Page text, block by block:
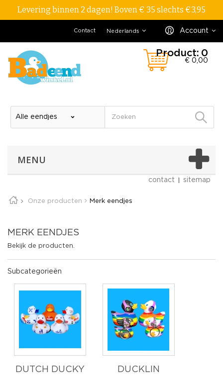
Levering binnen 2 dagen! Boven € 35 slechts €3,95
Account
Nederlands
Contact
Product: 0
€ 0,00
MENU
contact sitemap
Onze producten Merk eendjes
MERK EENDJES
Bekijk de producten.
Subcategorieën
DUTCH DUCKY DUCKLIN